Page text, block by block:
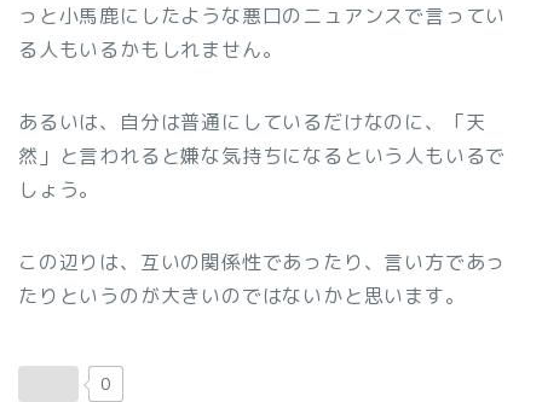
っと小馬鹿にしたような悪口のニュアンスで言ってい
る人もいるかもしれません。
あるいは、自分は普通にしているだけなのに、「天
然」と言われると嫌な気持ちになるという人もいるで
しょう。
この辺りは、互いの関係性であったり、言い方であっ
たりというのが大きいのではないかと思います。
0